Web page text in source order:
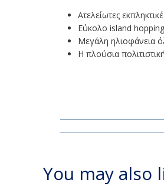
Ατελείωτες
Εύκολο island hopping
Μεγάλη ηλιοφάνεια
Η πλούσια
You may also